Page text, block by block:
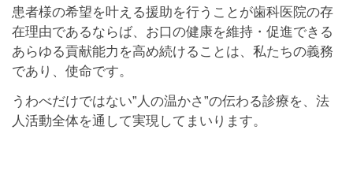
患者様の希望を叶える援助を行うことが歯科医院の存
在理由であるならば、お口の健康を維持・促進できる
あらゆる貢献能力を高め続けることは、私たちの義務
であり、使命です。
うわべだけではない”人の温かさ”の伝わる診療を、法
人活動全体を通して実現してまいります。